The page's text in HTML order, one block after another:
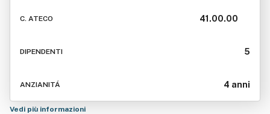
C. ATECO 41.00.00
DIPENDENTI 5
ANZIANITÁ 4 anni
Vedi più informazioni